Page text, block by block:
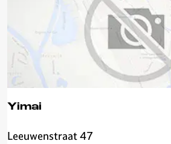
&
k
e
i
Yimai
Y
Leeuwenstraat 47